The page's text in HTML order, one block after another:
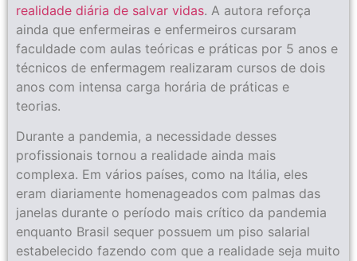
realidade diária de salvar vidas. A autora reforça
ainda que enfermeiras e enfermeiros cursaram
faculdade com aulas teóricas e práticas por 5 anos e
técnicos de enfermagem realizaram cursos de dois
anos com intensa carga horária de práticas e
teorias.
Durante a pandemia, a necessidade desses
profissionais tornou a realidade ainda mais
complexa. Em vários países, como na Itália, eles
eram diariamente homenageados com palmas das
janelas durante o período mais crítico da pandemia
enquanto Brasil sequer possuem um piso salarial
estabelecido fazendo com que a realidade seja muito